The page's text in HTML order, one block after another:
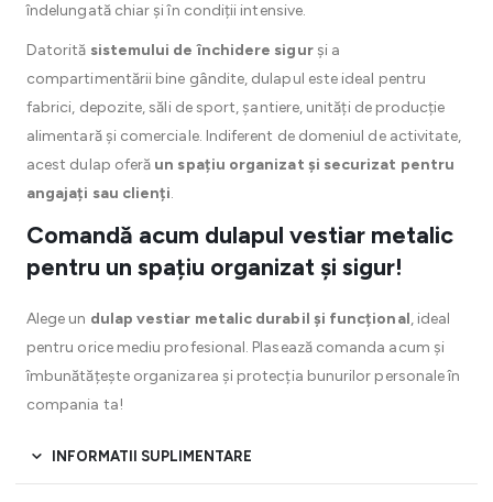
îndelungată chiar și în condiții intensive.
Datorită sistemului de închidere sigurși a
compartimentării bine gândite, dulapul este ideal pentru
fabrici, depozite, săli de sport, șantiere, unități de producție
alimentară și comerciale. Indiferent de domeniul de activitate,
acest dulap oferă un spațiu organizat și securizat pentru
angajați sau clienți.
Comandă acum dulapul vestiar metalic
pentru un spațiu organizat și sigur!
Alege un dulap vestiar metalic durabil și funcțional, ideal
pentru orice mediu profesional. Plasează comanda acum și
îmbunătățește organizarea și protecția bunurilor personale în
compania ta!
INFORMATII SUPLIMENTARE